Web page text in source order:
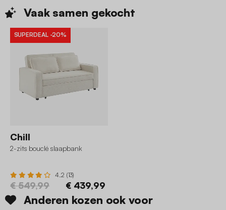
Vaak samen gekocht
SUPERDEAL -20%
Chill
2-zits bouclé slaapbank
4.2 (13)
€ 549,99 € 439,99
Anderen kozen ook voor